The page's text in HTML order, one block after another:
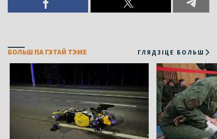
БОЛЬШ ПА ГЭТАЙ ТЭМЕ ГЛЯДЗІЦЕ БОЛЬШ